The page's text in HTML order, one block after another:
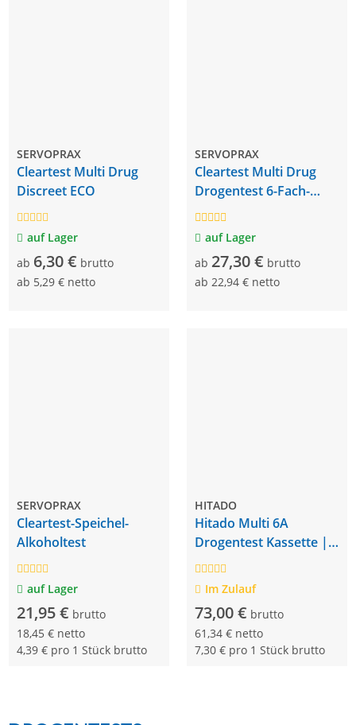
SERVOPRAX
Cleartest Multi Drug
Discreet ECO
auf Lager
ab 6,30 € brutto
ab 5,29 € netto
SERVOPRAX
Cleartest Multi Drug
Drogentest 6-Fach-
Kassetten
auf Lager
ab 27,30 € brutto
ab 22,94 € netto
SERVOPRAX
Cleartest-Speichel-
Alkoholtest
auf Lager
21,95 € brutto
18,45 € netto
4,39 € pro 1 Stück brutto
HITADO
Hitado Multi 6A
Drogentest Kassette |
10 Stück
Im Zulauf
73,00 € brutto
61,34 € netto
7,30 € pro 1 Stück brutto